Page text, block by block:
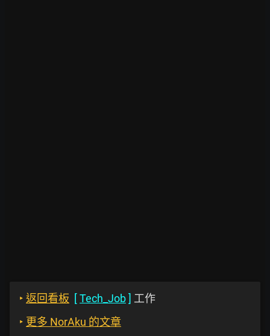
‣ 返回看板 [Tech_Job] 工作
‣ 更多 NorAku 的文章